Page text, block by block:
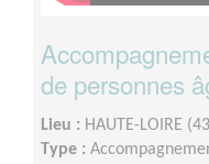
de personnes
Lieu : HAUTE-LOIRE
Type :